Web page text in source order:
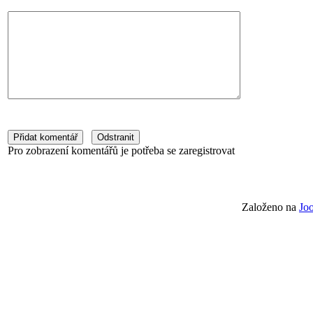
Pro zobrazení komentářů je potřeba se zaregistrovat
Založeno na